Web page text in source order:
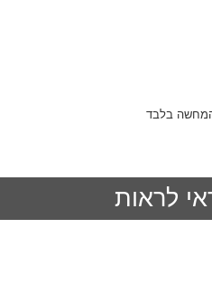
בלבד
לראות